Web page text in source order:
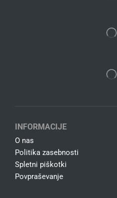
INFORMACIJE
O nas
Politika zasebnosti
Spletni piškotki
Povpraševanje